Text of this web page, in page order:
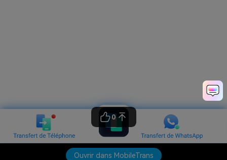
Ouvrir dans MobileTrans
0